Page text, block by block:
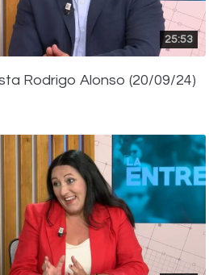
25:53
Rodrigo Alonso (20/09/24)